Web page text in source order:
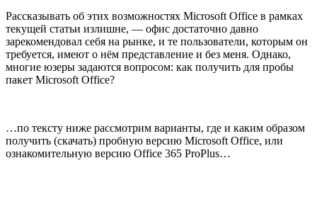
Рассказывать об этих возможностях Microsoft Office в рамках
текущей статьи излишне, — офис достаточно давно
зарекомендовал себя на рынке, и те пользователи, которым он
требуется, имеют о нём представление и без меня. Однако,
многие юзеры задаются вопросом: как получить для пробы
пакет Microsoft Office?
…по тексту ниже рассмотрим варианты, где и каким образом
получить (скачать) пробную версию Microsoft Office, или
ознакомительную версию Office 365 ProPlus…